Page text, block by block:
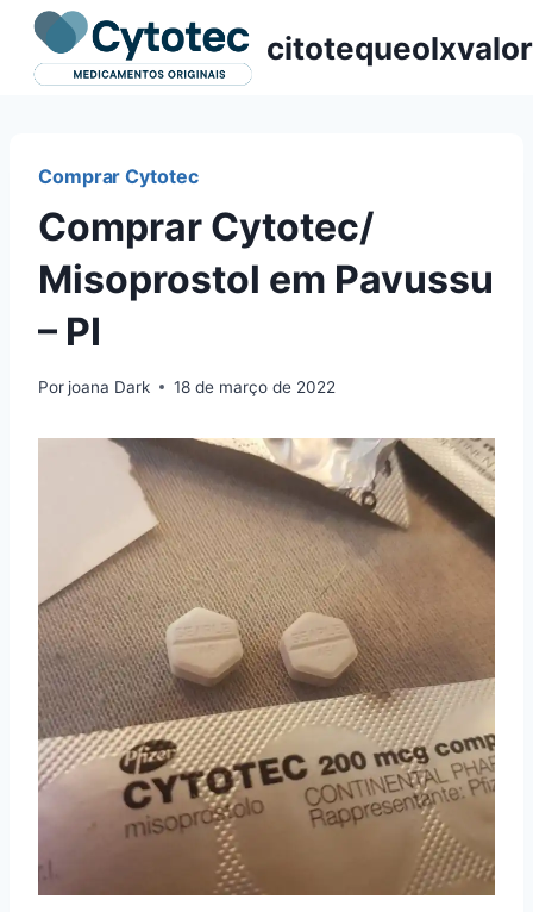
Pular
para
citotequeolxvalor
Comprar Cytotec
Comprar Cytotec/
Misoprostol em Pavussu
– PI
Por joana Dark 18 de março de 2022